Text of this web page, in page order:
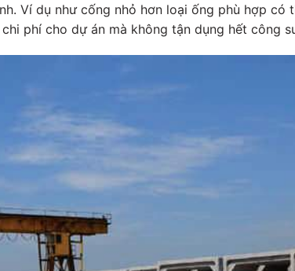
Ví dụ như cống nhỏ hơn loại ống phù hợp
phí cho dự án mà không tận dụng hết công